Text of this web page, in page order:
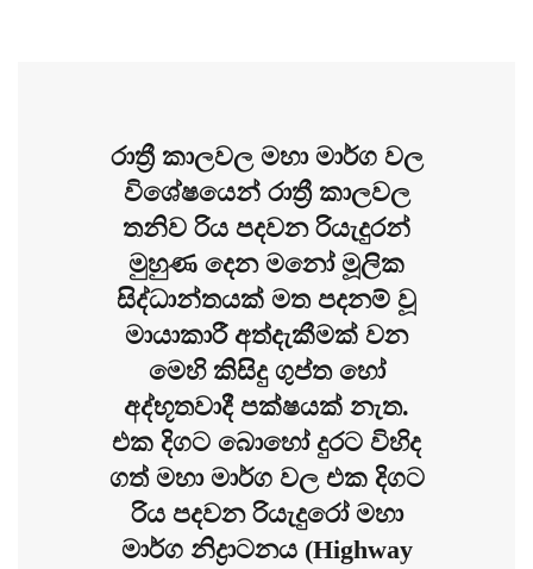
රාත්‍රී කාලවල මහා මාර්ග වල
විශේෂයෙන් රාත්‍රී කාලවල
තනිව රිය පදවන රියැදුරන්
මුහුණ දෙන මනෝ මූලික
සිද්ධාන්තයක් මත පදනම් වූ
මායාකාරී අත්දැකීමක් වන
මෙහි කිසිදු ගුප්ත හෝ
අද්භූතවාදී පක්ෂයක් නැත.
එක දිගට බොහෝ දුරට විහිද
ගත් මහා මාර්ග වල එක දිගට
රිය පදවන රියැදුරෝ මහා
මාර්ග නිද්‍රාටනය (Highway